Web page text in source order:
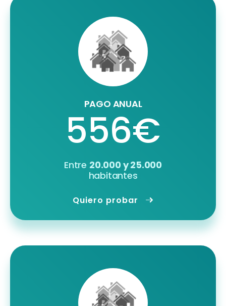
PAGO ANUAL
556€
Entre 20.000 y 25.000
habitantes
Quiero probar